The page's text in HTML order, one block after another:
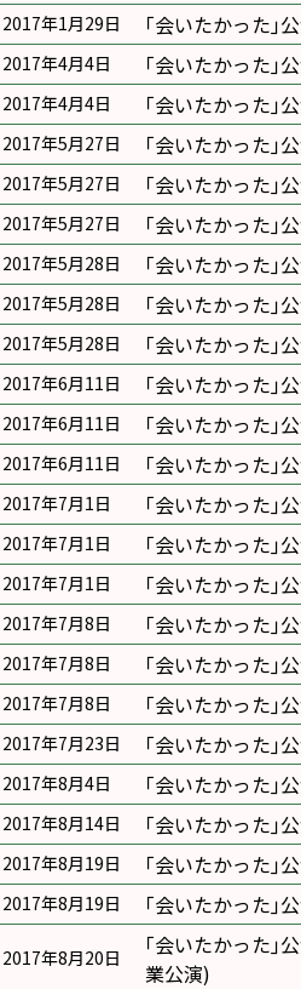
2017年1月29日 ｢会いたかった｣
2017年4月4日 ｢会いたかった｣
2017年4月4日 ｢会いたかった｣
2017年5月27日 ｢会いたかった｣
2017年5月27日 ｢会いたかった｣
2017年5月27日 ｢会いたかった｣
2017年5月28日 ｢会いたかった｣
2017年5月28日 ｢会いたかった｣
2017年5月28日 ｢会いたかった｣
2017年6月11日 ｢会いたかった｣
2017年6月11日 ｢会いたかった｣
2017年6月11日 ｢会いたかった｣
2017年7月1日 ｢会いたかった｣
2017年7月1日 ｢会いたかった｣
2017年7月1日 ｢会いたかった｣
2017年7月8日 ｢会いたかった｣
2017年7月8日 ｢会いたかった｣
2017年7月8日 ｢会いたかった｣
2017年7月23日 ｢会いたかった｣
2017年8月4日 ｢会いたかった｣
2017年8月14日 ｢会いたかった｣
2017年8月19日 ｢会いたかった｣
2017年8月19日 ｢会いたかった｣
2017年8月20日
｢会いたかった｣
業公演)